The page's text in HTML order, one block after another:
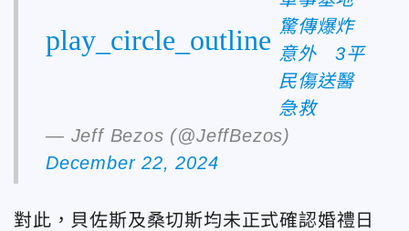
play_circle_outline 驚傳爆炸
意外 3平
民傷送醫
急救
— Jeff Bezos (@JeffBezos)
December 22, 2024
對此，貝佐斯及桑切斯均未正式確認婚禮日